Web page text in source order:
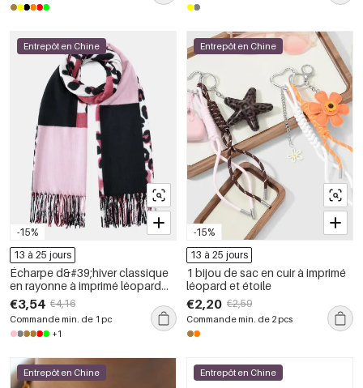
-15%
Entrepôt en Chine
13 à 25 jours
Écharpe d&#39;hiver classique
en rayonne à imprimé léopard
pour femme, 1 pièce
€3,54 €4,16
Commande min. de 1 pc
+1
-15%
Entrepôt en Chine
13 à 25 jours
1 bijou de sac en cuir à imprimé
léopard et étoile
€2,20 €2,59
Commande min. de 2 pcs
Entrepôt en Chine Entrepôt en Chine